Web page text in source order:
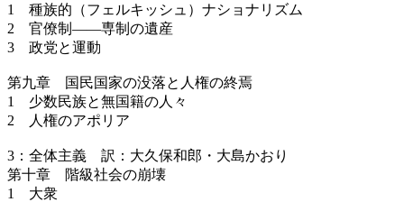
1 種族的（フェルキッシュ）ナショナリズム
2 官僚制——専制の遺産
3 政党と運動
第九章 国民国家の没落と人権の終焉
1 少数民族と無国籍の人々
2 人権のアポリア
3：全体主義 訳：大久保和郎・大島かおり
第十章 階級社会の崩壊
1 大衆